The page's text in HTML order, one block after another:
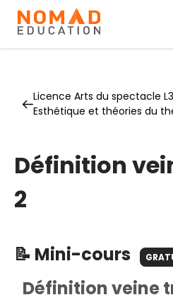
Licence Arts du spectacle L3
Esthétique et théories du
Définition
2
📝 Mini-cours
Définition veine